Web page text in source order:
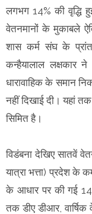
लगभग 14% की वृद्धि
वेतनमानों के मुकाबले
शास कर्म संघ के
कन्हैयालाल लक्षकार
धारावाहिक के समान
नहीं दिखाई दी। यहां
सिमित है।
विडंबना देखिए सातवें
यात्रा भत्ता) प्रदेश के
के आधार पर की गई
तक डीए डीआर, वार्षिक